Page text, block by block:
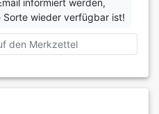
informiert werden,
Sorte wieder verfügbar ist!
den Merkzettel